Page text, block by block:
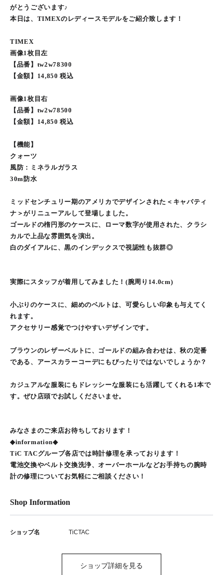
がとうございます♪
本日は、TIMEXのレディースモデルをご紹介致します！
TIMEX
画像1枚目左
【品番】tw2w78300
【金額】14,850 税込
画像1枚目右
【品番】tw2w78500
【金額】14,850 税込
【機能】
クォーツ
風防：ミネラルガラス
30m防水
ミッドセンチュリー期のアメリカでデザインされた＜キャバティ
ナ＞がリニューアルして登場しました。
ゴールドの楕円形のケースに、ローマ数字が使用された、クラシ
カルで上品な雰囲気を演出。
白のダイアルに、黒のインデックスで視認性も抜群◎
実際にスタッフが着用してみました！(腕周り14.0cm)
小ぶりのケースに、細めのベルトは、可愛らしい印象も与えてく
れます。
アクセサリー感覚でつけやすいデザインです。
ブラウンのレザーベルトに、ゴールドの組み合わせは、秋の定番
である、アースカラーコーデにもぴったりではないでしょうか？
カジュアルな服装にもドレッシーな服装にも活躍してくれる1本で
す。ぜひ店頭でお試しくださいませ。
みなさまのご来店お待ちしております！
◆information◆
TiC TACグループ各店では時計修理を承っております！
電池交換やベルト交換洗浄、オーバーホールなどお手持ちの腕時
計の修理についてお気軽にご相談ください！
Shop Information
ショップ名 TiCTAC
ショップ詳細を見る